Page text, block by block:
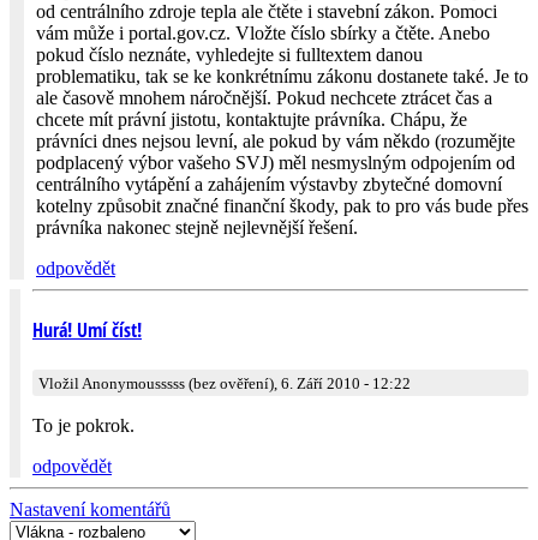
od centrálního zdroje tepla ale čtěte i stavební zákon. Pomoci
vám může i portal.gov.cz. Vložte číslo sbírky a čtěte. Anebo
pokud číslo neznáte, vyhledejte si fulltextem danou
problematiku, tak se ke konkrétnímu zákonu dostanete také. Je to
ale časově mnohem náročnější. Pokud nechcete ztrácet čas a
chcete mít právní jistotu, kontaktujte právníka. Chápu, že
právníci dnes nejsou levní, ale pokud by vám někdo (rozumějte
podplacený výbor vašeho SVJ) měl nesmyslným odpojením od
centrálního vytápění a zahájením výstavby zbytečné domovní
kotelny způsobit značné finanční škody, pak to pro vás bude přes
právníka nakonec stejně nejlevnější řešení.
odpovědět
Hurá! Umí číst!
Vložil Anonymousssss (bez ověření), 6. Září 2010 - 12:22
To je pokrok.
odpovědět
Nastavení komentářů